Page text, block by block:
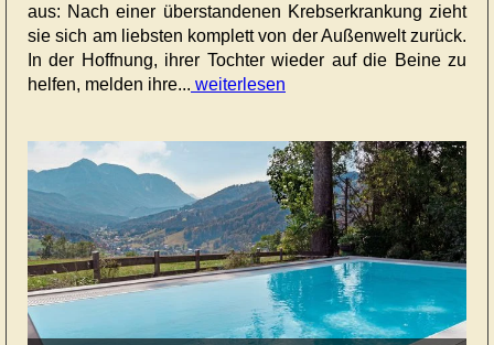
aus: Nach einer überstandenen Krebserkrankung zieht
sie sich am liebsten komplett von der Außenwelt zurück.
In der Hoffnung, ihrer Tochter wieder auf die Beine zu
helfen, melden ihre... weiterlesen